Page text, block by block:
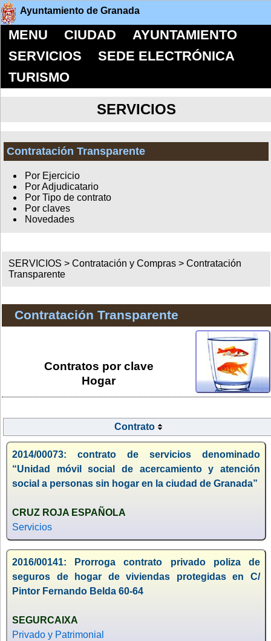
Ayuntamiento de Granada
MENU CIUDAD
AYUNTAMIENTO
SERVICIOS
SEDE ELECTRÓNICA
TURISMO
SERVICIOS
Contratación Transparente
Por Ejercicio
Por Adjudicatario
Por Tipo de contrato
Por claves
Novedades
SERVICIOS >Contratación y Compras >Contratación
Transparente
Contratación Transparente
Contratos por clave
Hogar
Contrato
2014/00073: contrato de servicios denominado
“Unidad móvil social de acercamiento y atención
social a personas sin hogar en la ciudad de Granada”
CRUZ ROJA ESPAÑOLA
Servicios
2016/00141: Prorroga contrato privado poliza de
seguros de hogar de viviendas protegidas en C/
Pintor Fernando Belda 60-64
SEGURCAIXA
Privado y Patrimonial